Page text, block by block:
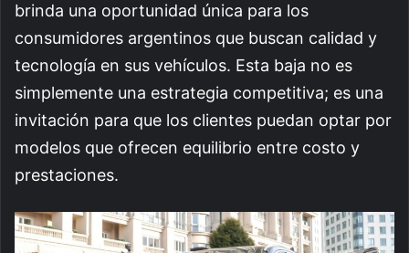
brinda una oportunidad única para los
consumidores argentinos que buscan calidad y
tecnología en sus vehículos. Esta baja no es
simplemente una estrategia competitiva; es una
invitación para que los clientes puedan optar por
modelos que ofrecen equilibrio entre costo y
prestaciones.